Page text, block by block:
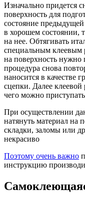
Изначально придется
поверхность для
состояние
в хорошем состоянии,
на нее. Обтягивать
специальным клеевым
на поверхность нужно
процедура снова
наносится в качестве
сцепки. Далее клеевой
чего можно
При осуществлении
натянуть материал на
складки, заломы или
некрасиво
Поэтому очень важно
инструкцию